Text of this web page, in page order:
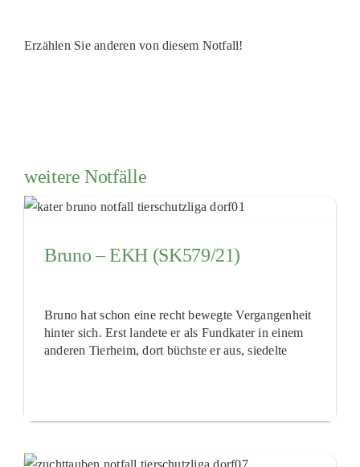
Erzählen Sie anderen von diesem Notfall!
weitere Notfälle
Bruno – EKH (SK579/21)
Bruno hat schon eine recht bewegte Vergangenheit
hinter sich. Erst landete er als Fundkater in einem
anderen Tierheim, dort büchste er aus, siedelte